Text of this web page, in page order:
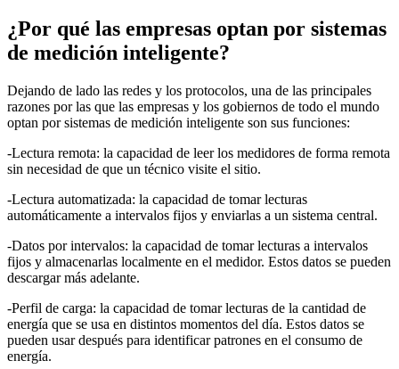
¿Por qué las empresas optan por sistemas
de medición inteligente?
Dejando de lado las redes y los protocolos, una de las principales
razones por las que las empresas y los gobiernos de todo el mundo
optan por sistemas de medición inteligente son sus funciones:
-Lectura remota: la capacidad de leer los medidores de forma remota
sin necesidad de que un técnico visite el sitio.
-Lectura automatizada: la capacidad de tomar lecturas
automáticamente a intervalos fijos y enviarlas a un sistema central.
-Datos por intervalos: la capacidad de tomar lecturas a intervalos
fijos y almacenarlas localmente en el medidor. Estos datos se pueden
descargar más adelante.
-Perfil de carga: la capacidad de tomar lecturas de la cantidad de
energía que se usa en distintos momentos del día. Estos datos se
pueden usar después para identificar patrones en el consumo de
energía.